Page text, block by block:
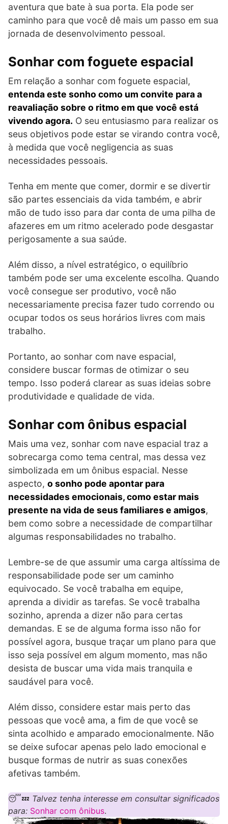
aventura que bate à sua porta. Ela pode ser
caminho para que você dê mais um passo em sua
jornada de desenvolvimento pessoal.
Sonhar com foguete espacial
Em relação a sonhar com foguete espacial,
entenda este sonho como um convite para a
reavaliação sobre o ritmo em que você está
vivendo agora. O seu entusiasmo para realizar os
seus objetivos pode estar se virando contra você,
à medida que você negligencia as suas
necessidades pessoais.
Tenha em mente que comer, dormir e se divertir
são partes essenciais da vida também, e abrir
mão de tudo isso para dar conta de uma pilha de
afazeres em um ritmo acelerado pode desgastar
perigosamente a sua saúde.
Além disso, a nível estratégico, o equilíbrio
também pode ser uma excelente escolha. Quando
você consegue ser produtivo, você não
necessariamente precisa fazer tudo correndo ou
ocupar todos os seus horários livres com mais
trabalho.
Portanto, ao sonhar com nave espacial,
considere buscar formas de otimizar o seu
tempo. Isso poderá clarear as suas ideias sobre
produtividade e qualidade de vida.
Sonhar com ônibus espacial
Mais uma vez, sonhar com nave espacial traz a
sobrecarga como tema central, mas dessa vez
simbolizada em um ônibus espacial. Nesse
aspecto, o sonho pode apontar para
necessidades emocionais, como estar mais
presente na vida de seus familiares e amigos,
bem como sobre a necessidade de compartilhar
algumas responsabilidades no trabalho.
Lembre-se de que assumir uma carga altíssima de
responsabilidade pode ser um caminho
equivocado. Se você trabalha em equipe,
aprenda a dividir as tarefas. Se você trabalha
sozinho, aprenda a dizer não para certas
demandas. E se de alguma forma isso não for
possível agora, busque traçar um plano para que
isso seja possível em algum momento, mas não
desista de buscar uma vida mais tranquila e
saudável para você.
Além disso, considere estar mais perto das
pessoas que você ama, a fim de que você se
sinta acolhido e amparado emocionalmente. Não
se deixe sufocar apenas pelo lado emocional e
busque formas de nutrir as suas conexões
afetivas também.
😴💤 Talvez tenha interesse em consultar significados
para: Sonhar com ônibus.